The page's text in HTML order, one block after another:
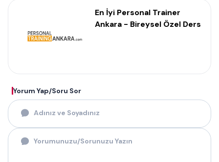
En İyi Personal Trainer
Ankara - Bireysel Özel Ders
Yorum Yap/Soru Sor